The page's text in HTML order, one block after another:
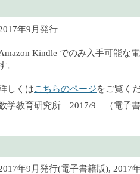
年9月発行
Kindle でのみ入手可能な
。
しくはこちらのページをご覧く
学教育研究所 2017/9 （電子
年9月発行(電子書籍版), 2017